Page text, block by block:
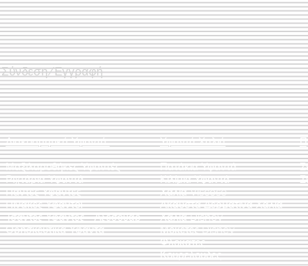
Σύνδεση/Εγγραφή
Διακοσμητικά Υφαντά
Μαξιλαροθήκες Υφαντές
Ριχτάρια Υφαντά
Πάντες Υφαντές
Πίνακες Υφαντοί
Τσάντες Υφαντές - Αξεσουάρ
Θρησκευτικά Υφαντά
Υφαντά Χαλιά
Πατάκια Υφαντά
Κιλίμια Υφαντά
Χαλιά Viscose
Άκαυστα Δερμάτινα Χαλιά
Χαλιά Disney
Μοκέτες Disney
Φλοκάτες
Κουρελούδες